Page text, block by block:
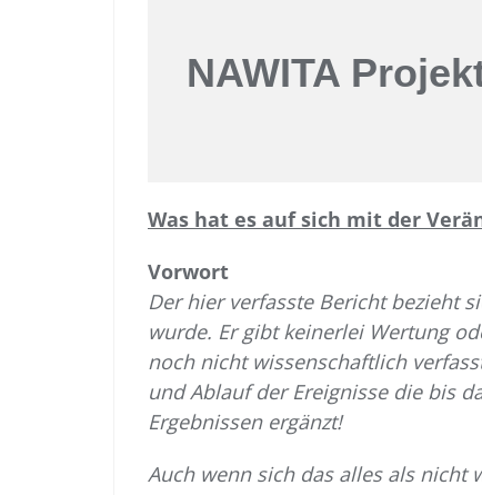
NAWITA
Was hat es auf sich mit der
Vorwort
Der hier verfasste Bericht bezieht
wurde. Er gibt keinerlei Wertung
noch nicht wissenschaftlich
und Ablauf der Ereignisse die bis
Ergebnissen ergänzt!
Auch wenn sich das alles als nicht